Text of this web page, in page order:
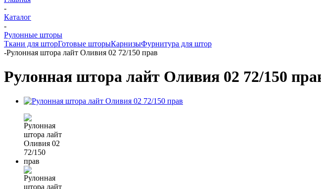
-
Каталог
-
Рулонные шторы
Ткани для шторГотовые шторыКарнизыФурнитура для штор
-Рулонная штора лайт Оливия 02 72/150 прав
Рулонная штора лайт Оливия 02 72/150